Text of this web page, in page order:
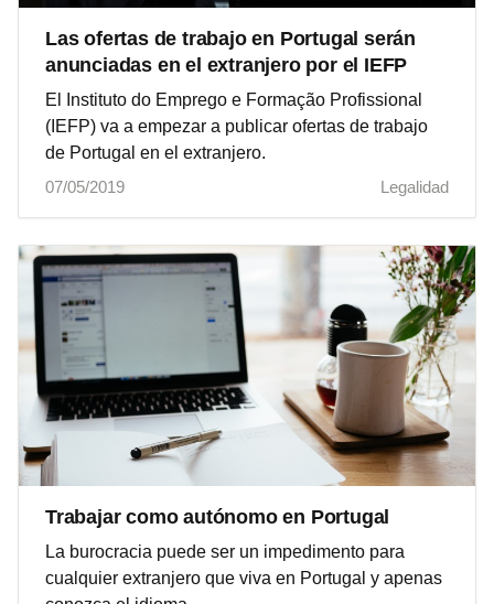
Las ofertas de trabajo en Portugal serán
anunciadas en el extranjero por el IEFP
El Instituto do Emprego e Formação Profissional
(IEFP) va a empezar a publicar ofertas de trabajo
de Portugal en el extranjero.
07/05/2019
Legalidad
Trabajar como autónomo en Portugal
La burocracia puede ser un impedimento para
cualquier extranjero que viva en Portugal y apenas